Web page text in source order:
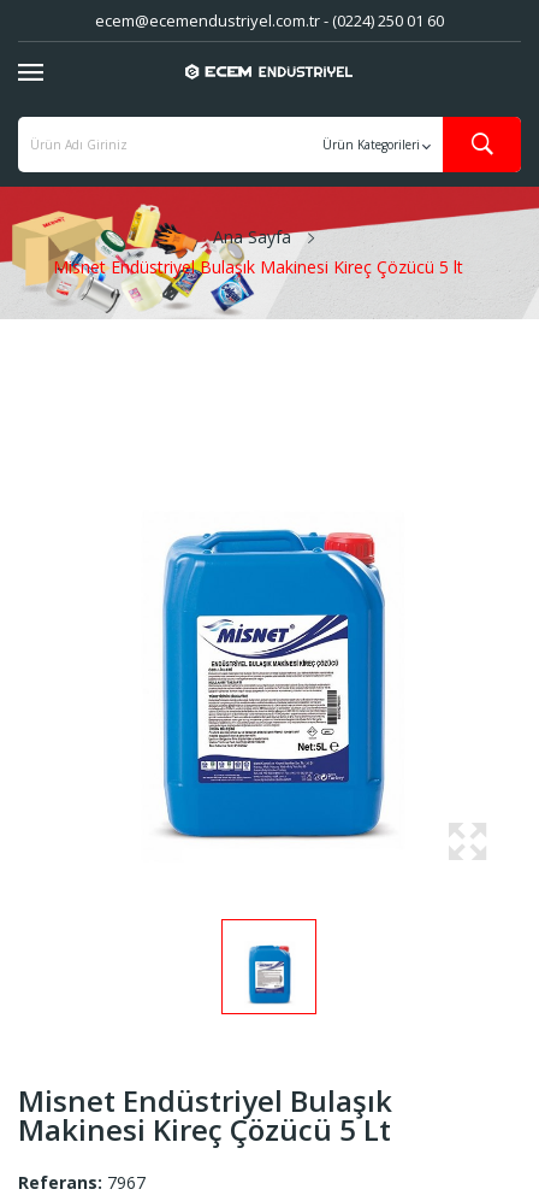
ecem@ecemendustriyel.com.tr - (0224) 250 01 60
Ana Sayfa
Misnet Endüstriyel Bulaşık Makinesi Kireç Çözücü 5 lt
Misnet Endüstriyel Bulaşık
Makinesi Kireç Çözücü 5 Lt
Referans: 7967